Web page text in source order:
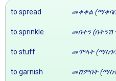
to spread መቀቀል
to sprinkle መበተን
to stuff መሞላት
to garnish መሸምበት